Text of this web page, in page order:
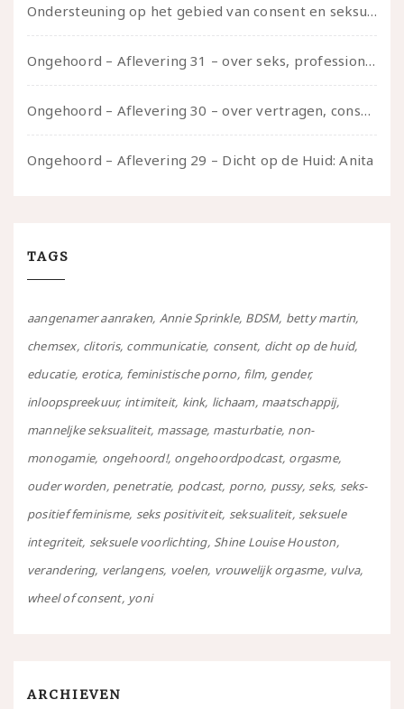
Ondersteuning op het gebied van consent en seksualiteit
Ongehoord – Aflevering 31 – over seks, professioneel en persoonlijk, een gesprek met Marije
Ongehoord – Aflevering 30 – over vertragen, consent en negatieve gevoelens met Meg-John Barker
Ongehoord – Aflevering 29 – Dicht op de Huid: Anita
TAGS
aangenamer aanraken Annie Sprinkle BDSM betty martin
chemsex clitoris communicatie consent dicht op de huid
educatie erotica feministische porno film gender
inloopspreekuur intimiteit kink lichaam maatschappij
manneljke seksualiteit massage masturbatie non-
monogamie ongehoord! ongehoordpodcast orgasme
ouder worden penetratie podcast porno pussy seks seks-
positief feminisme seks positiviteit seksualiteit seksuele
integriteit seksuele voorlichting Shine Louise Houston
verandering verlangens voelen vrouwelijk orgasme vulva
wheel of consent yoni
ARCHIEVEN